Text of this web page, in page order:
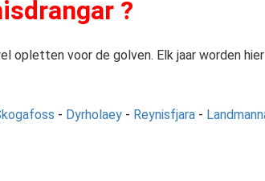
?
opletten voor de golven. Elk jaar worden
- Dyrholaey - Reynisfjara -